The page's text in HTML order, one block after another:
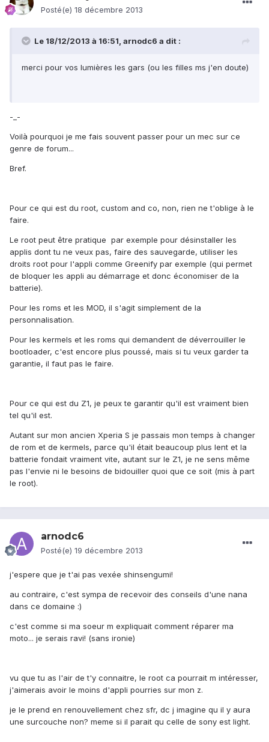
Posté(e) 18 décembre 2013
Le 18/12/2013 à 16:51, arnodc6 a dit :
merci pour vos lumières les gars (ou les filles ms j'en doute)
-_-
Voilà pourquoi je me fais souvent passer pour un mec sur ce
genre de forum...
Bref.
Pour ce qui est du root, custom and co, non, rien ne t'oblige à le
faire.
Le root peut être pratique par exemple pour désinstaller les
applis dont tu ne veux pas, faire des sauvegarde, utiliser les
droits root pour l'appli comme Greenify par exemple (qui permet
de bloquer les appli au démarrage et donc économiser de la
batterie).
Pour les roms et les MOD, il s'agit simplement de la
personnalisation.
Pour les kermels et les roms qui demandent de déverrouiller le
bootloader, c'est encore plus poussé, mais si tu veux garder ta
garantie, il faut pas le faire.
Pour ce qui est du Z1, je peux te garantir qu'il est vraiment bien
tel qu'il est.
Autant sur mon ancien Xperia S je passais mon temps à changer
de rom et de kermels, parce qu'il était beaucoup plus lent et la
batterie fondait vraiment vite, autant sur le Z1, je ne sens même
pas l'envie ni le besoins de bidouiller quoi que ce soit (mis à part
le root).
arnodc6
Posté(e) 19 décembre 2013
j'espere que je t'ai pas vexée shinsengumi!
au contraire, c'est sympa de recevoir des conseils d'une nana
dans ce domaine :)
c'est comme si ma soeur m expliquait comment réparer ma
moto... je serais ravi! (sans ironie)
vu que tu as l'air de t'y connaitre, le root ca pourrait m intéresser,
j'aimerais avoir le moins d'appli pourries sur mon z.
je le prend en renouvellement chez sfr, dc j imagine qu il y aura
une surcouche non? meme si il parait qu celle de sony est light.